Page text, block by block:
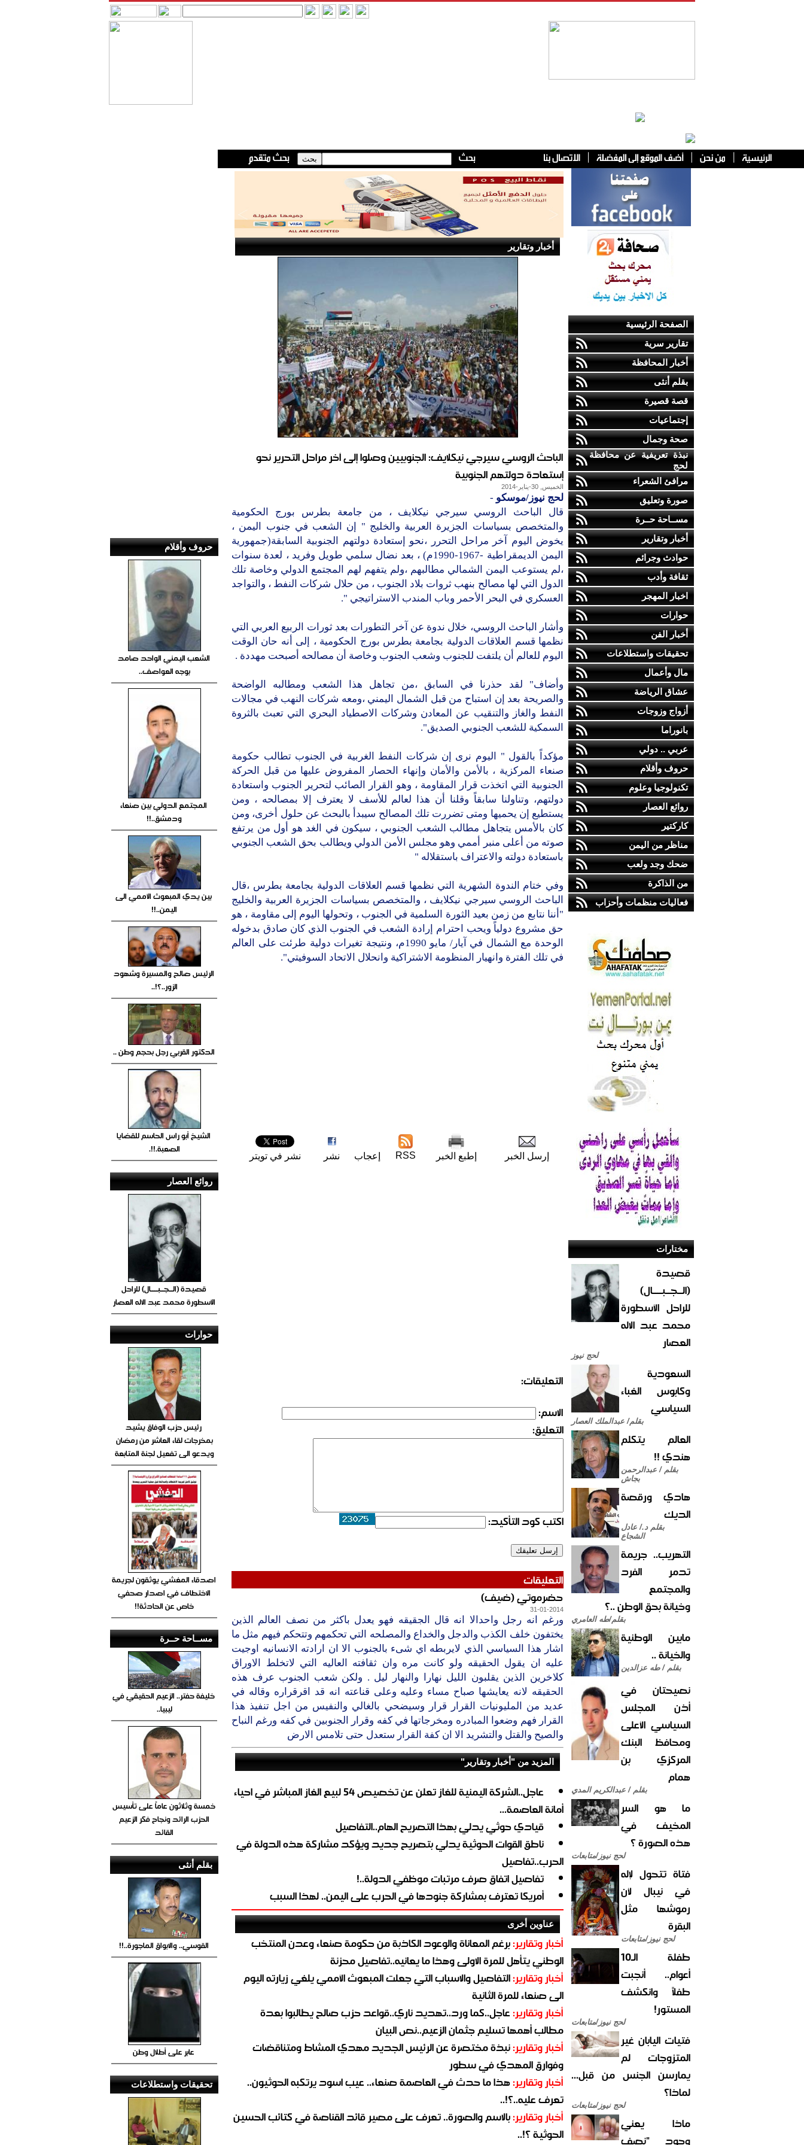
الصفحة الرئيسية
تقارير سرية
أخبار المحافظة
بقلم أنثى
قصة قصيرة
إجتماعيات
صحة وجمال
نبذة تعريفية عن محافظة
لحج
مرافئ الشعراء
صورة وتعليق
مســاحة حــرة
أخبار وتقارير
حوادث وجرائم
ثقافة وأدب
اخبار المهجر
حوارات
أخبار الفن
تحقيقات واستطلاعات
مال وأعمال
عشاق الرياضة
أزواج وزوجات
بانوراما
عربي .. دولي
حروف وأقلام
تكنولوجيا وعلوم
روائع العصار
كاركتير
مناظر من اليمن
ضحك وجد ولعب
من الذاكرة
فعاليات منظمات وأحزاب
مختارات
قصيدة
(الــجــبــــال)
للراحل الأسطورة
محمد عبد الاله
العصار
لحج نيوز
السعودية
وكابوس الغباء
السياسي
بقلم/ عبدالملك العصار
العالم يتكلم
هندي !!
بقلم / عبدالرحمن
بجاش
هادي ورقصة
الديك
بقلم د./ عادل
الشجاع
التهريب.. جريمة
تدمر الفرد
والمجتمع
وخيانة بحق الوطن ..؟
بقلم/طه العامري
مابين الوطنية
والخيانة ..
بقلم / طه عزالدين
نصيحتان في
أذن المجلس
السياسي الأعلى
ومحافظ البنك
المركزي بن
همام
بقلم / عبدالكريم المدي
ما هو السر
المخيف في
هذه الصورة ؟
لحج نيوز/متابعات
فتاة تتحول لإله
في نيبال لأن
رموشها مثل
البقرة
لحج نيوز/متابعات
طفلة الـ10
أعوام.. أنجبت
طفلاً وانكشف
المستور!
لحج نيوز/متابعات
فتيات اليابان غير
المتزوجات لم
يمارسن الجنس من قبل...
لماذا؟
لحج نيوز/متابعات
ماذا يعني
وجود "نصف
أخبار وتقارير
الباحث الروسي سيرجي نيكلايف: الجنوبيين وصلوا إلى آخر مراحل التحرير نحو
إستعادة دولتهم الجنوبية
الخميس, 30-يناير-2014
لحج نيوز/موسكو -
قال الباحث الروسي سيرجي نيكلايف ، من جامعة بطرس بورج الحكومية
والمتخصص بسياسات الجزيرة العربية والخليج " إن الشعب في جنوب اليمن ،
يخوض اليوم آخر مراحل التحرر ،نحو إستعادة دولتهم الجنوبية السابقة(جمهورية
اليمن الديمقراطية -1967-1990م) ، بعد نضال سلمي طويل وفريد ، لعدة سنوات
،لم يستوعب اليمن الشمالي مطالبهم ،ولم يتفهم لهم المجتمع الدولي وخاصة تلك
الدول التي لها مصالح بنهب ثروات بلاد الجنوب ، من حلال شركات النفط ، والتواجد
العسكري في البحر الأحمر وباب المندب الاستراتيجي ".
وأشار الباحث الروسي، خلال ندوة عن آخر التطورات بعد ثورات الربيع العربي التي
نظمها قسم العلاقات الدولية بجامعة بطرس بورج الحكومية ، إلى أنه حان الوقت
اليوم للعالم أن يلتفت للجنوب وشعب الجنوب وخاصة أن مصالحه أصبحت مهددة .
وأضاف" لقد حذرنا في السابق ،من تجاهل هذا الشعب ومطالبه الواضحة
والصريحة بعد إن استباح من قبل الشمال اليمني ،ومعه شركات النهب في مجالات
النفط والغاز والتنقيب عن المعادن وشركات الاصطياد البحري التي تعبث بالثروة
السمكية للشعب الجنوبي الصديق".
مؤكداً بالقول " اليوم نرى إن شركات النفط الغربية في الجنوب تطالب حكومة
صنعاء المركزية ، بالأمن والأمان وإنهاء الحصار المفروض عليها من قبل الحركة
الجنوبية التي اتخذت قرار المقاومة ، وهو القرار الصائب لتحرير الجنوب واستعادة
دولتهم، وتناولنا سابقاً وقلنا أن هذا لعالم للأسف لا يعترف إلا بمصالحه ، ومن
يستطيع إن يحميها ومتى تضررت تلك المصالح سيبدأ بالبحث عن حلول أخرى، ومن
كان بالأمس يتجاهل مطالب الشعب الجنوبي ، سيكون في الغد هو أول من يرتفع
صوته من أعلى منبر أممي وهو مجلس الأمن الدولي ويطالب بحق الشعب الجنوبي
باستعادة دولته والاعتراف باستقلاله "
وفي ختام الندوة الشهرية التي نظمها قسم العلاقات الدولية بجامعة بطرس ،قال
الباحث الروسي سيرجي نيكلايف ، والمتخصص بسياسات الجزيرة العربية والخليج
"أننا نتابع من زمن بعيد الثورة السلمية في الجنوب ، وتحولها اليوم إلى مقاومة ، هو
حق مشروع دولياً ويحب احترام إرادة الشعب في الجنوب الذي كان صادق بدخوله
الوحدة مع الشمال في آيار/ مايو 1990م، ونتيجة تغيرات دولية طرئت على العالم
في تلك الفترة وانهيار المنظومة الاشتراكية وانحلال الاتحاد السوفيتي".
إرسل الخبر إطبع الخبر RSS إعجاب نشر نشر في تويتر
التعليقات:
الاسم:
التعليق:
اكتب كود التأكيد:
التعليقات
حضرموتي (ضيف)
31-01-2014
ورغم انه رجل واحدالا انه قال الجقيقه فهو يعدل باكثر من نصف العالم الذين
يختفون خلف الكذب والدجل والخداع والمصلحه التي تحكمهم وتتحكم فيهم مثل ما
اشار هذا السياسي الذي لايربطه اي شىء بالجنوب الا ان ارادته الانسانيه اوجيت
عليه ان يقول الحقيقه ولو كانت مره وان ثقافته العاليه التي لاتخلط الاوراق
كلاخرين الذين يقلبون الليل نهارا والنهار ليل . ولكن شعب الجنوب عرف هذه
الحقيقه لانه يعايشها صباح مساء وعليه وعلى قناعته انه قد اقرقراره وقاله في
عديد من المليونيات القرار قرار وسيضحي بالغالي والنفيس من اجل تنفيذ هذا
القرار فهم وضعوا المبادره ومخرجاتها في كفه وقرار الجنوبين في كفه ورغم النباح
والصيح والقتل والتشريد الا ان كفة القرار ستعدل حتى تلامس الارض
المزيد من "أخبار وتقارير"
عاجل..الشركة اليمنية للغاز تعلن عن تخصيص 54 لبيع الغاز المباشر في احياء
أمانة العاصمة...
قيادي حوثي يدلي بهذا التصريح الهام..التفاصيل
ناطق القوات الحوثية يدلي بتصريح جديد ويؤكد مشاركة هذه الدولة في
الحرب..تفاصيل
تفاصيل اتفاق صرف مرتبات موظفي الدولة..!
أمريكا تعترف بمشاركة جنودها في الحرب على اليمن.. لهذا السبب
عناوين أخرى
أخبار وتقارير:برغم المعاناة والوعود الكاذبة من حكومة صنعاء وعدن المنتخب
الوطني يتأهل للمرة الاولى وهذا ما يعانيه..تفاصيل محزنة
أخبار وتقارير:التفاصيل والاسباب التي جعلت المبعوث الأممي يلغي زيارته اليوم
الى صنعاء للمرة الثانية
أخبار وتقارير:عاجل..كما ورد..تهديد ناري..قواعد حزب صالح يطالبوا بعدة
مطالب أهمها تسليم جثمان الزعيم..نص البيان
أخبار وتقارير:نبذة مختصرة عن الرئيس الجديد مهدي المشاط ومتناقضات
وفوارق المهدي في سطور
أخبار وتقارير:هذا ما حدث في العاصمة صنعاء.. عيب اسود يرتكبه الحوثيون..
تعرف عليه..؟!..
أخبار وتقارير:بالاسم والصورة.. تعرف على مصير قائد القناصة في كتائب الحسين
الحوثية ؟!..
حروف وأقلام
الشعب اليمني الواحد صامد
بوجه العواصف..
المجتمع الدولي بين صنعاء
ودمشق..!!
بين يدي المبعوث الأممي الى
اليمن..!!
الرئيس صالح والمسيرة وشهود
الزور..؟!..
الدكتور القربي رجل بحجم وطن ..
الشيخ أبو راس الحاسم للقضايا
الصعبة.!!.
روائع العصار
قصيدة (الــجــبــــال) للراحل
الأسطورة محمد عبد الاله العصار
حوارات
رئيس حزب الوفاق يشيد
بمخرجات لقاء العاشر من رمضان
ويدعو الى تفعيل لجنة المتابعة
اصدقاء المغشي يوثقون لجريمة
الاختطاف في اصدار صحفي
خاص عن الحادثة!!
مســاحة حــرة
خليفة حفتر.. الزعيم الحقيقي في
ليبيا..
خمسة وثلاثون عاماً على تأسيس
الحزب الرائد ونجاح فكر الزعيم
القائد
بقلم أنثى
القوسي.. والابواق الماجورة..!!
عابر على أطلال وطن
تحقيقات واستطلاعات